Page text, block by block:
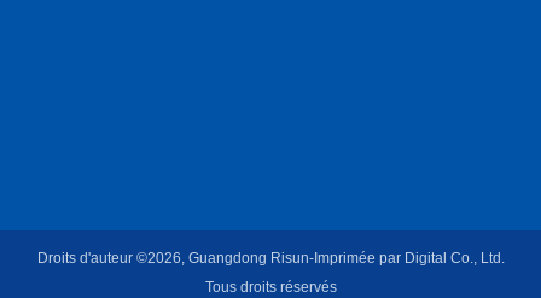
Droits d'auteur ©2026, Guangdong Risun-Imprimée par Digital Co., Ltd.
Tous droits réservés